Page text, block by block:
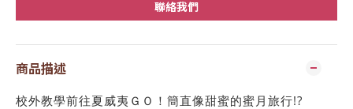
聯絡我們
商品描述
校外教學前往夏威夷ＧＯ！簡直像甜蜜的蜜月旅行!?